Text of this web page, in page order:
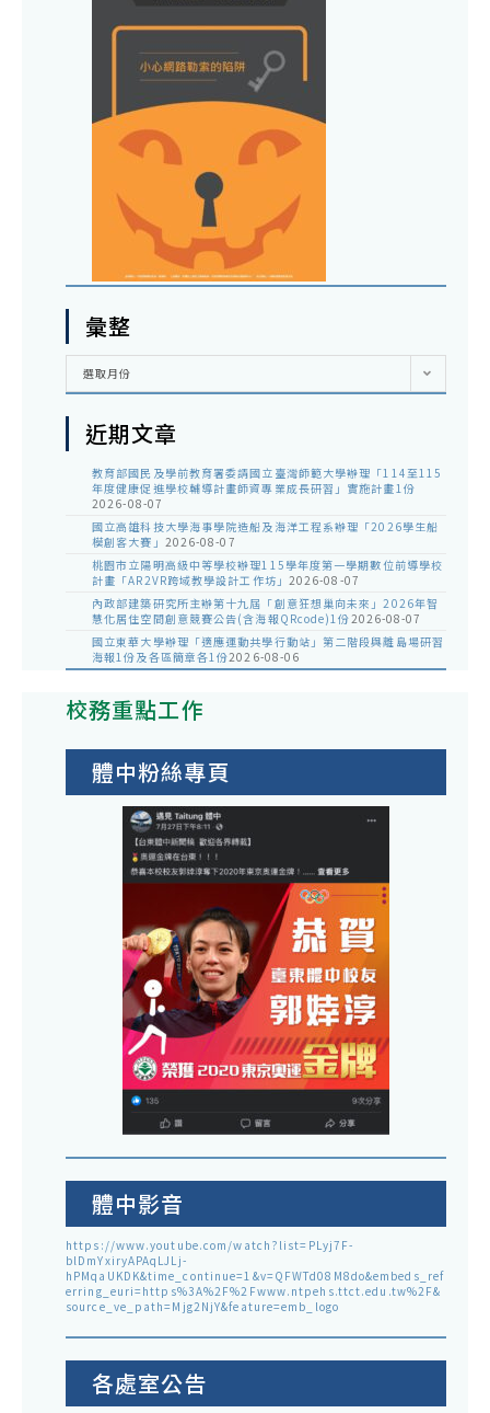
彙整
彙
選取月份
近期文章
教育部國民及學前教育署委請國立臺灣師範大學辦理「114至115
年度健康促進學校輔導計畫師資專業成長研習」實施計畫1份
2026-08-07
國立高雄科技大學海事學院造船及海洋工程系辦理「2026學生船
模創客大賽」 2026-08-07
桃園市立陽明高級中等學校辦理115學年度第一學期數位前導學校
計畫「AR2VR跨域教學設計工作坊」 2026-08-07
內政部建築研究所主辦第十九屆「創意狂想巢向未來」2026年智
慧化居住空間創意競賽公告(含海報QRcode)1份2026-08-07
國立東華大學辦理「適應運動共學行動站」第二階段與離島場研習
海報1份及各區簡章各1份2026-08-06
校務重點工作
體中粉絲專頁
體中影音
https://www.youtube.com/watch?list=PLyj7F-
blDmYxiryAPAqLJLj-
hPMqaUKDK&time_continue=1&v=QFWTd08M8do&embeds_ref
erring_euri=https%3A%2F%2Fwww.ntpehs.ttct.edu.tw%2F&
source_ve_path=Mjg2NjY&feature=emb_logo
各處室公告